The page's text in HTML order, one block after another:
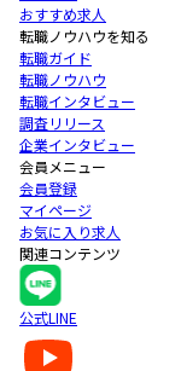
おすすめ求人
転職ノウハウを知る
転職ガイド
転職ノウハウ
転職インタビュー
調査リリース
企業インタビュー
会員メニュー
会員登録
マイページ
お気に入り求人
関連コンテンツ
公式LINE